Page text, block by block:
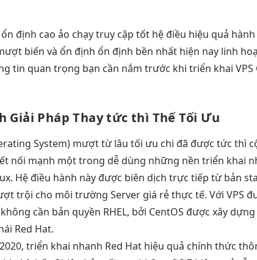
ổn định cao ảo chạytruy cập tốt hệ điều hiệu quả
biến và ổn định ổn định bền nhất hiện nay linh
tin quan trọng bạn cần nắm trước khi triển khai VPS
Giải Pháp Thaytức thì Thế Tối Ưu
System) mượttừ lâutối ưu chi đã đượctức thì
nối mạnh một trong dễ dùng những nềntriển khai
Hệ điều hành này được biên dịch trực tiếp từ bản
trội cho môi trường Server giá rẻ thực tế. Với VPS
cần bản quyền RHEL, bởi CentOS được xây
Red Hat.
triển khai nhanh Red Hat hiệu quả chính thức